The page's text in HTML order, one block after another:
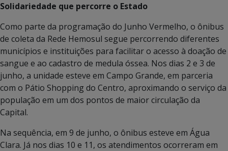
Solidariedade que percorre o Estado
Como parte da programação do Junho Vermelho, o ônibus
de coleta da Rede Hemosul segue percorrendo diferentes
municípios e instituições para facilitar o acesso à doação de
sangue e ao cadastro de medula óssea. Nos dias 2 e 3 de
junho, a unidade esteve em Campo Grande, em parceria
com o Pátio Shopping do Centro, aproximando o serviço da
população em um dos pontos de maior circulação da
Capital.
Na sequência, em 9 de junho, o ônibus esteve em Água
Clara. Já nos dias 10 e 11, os atendimentos ocorreram em